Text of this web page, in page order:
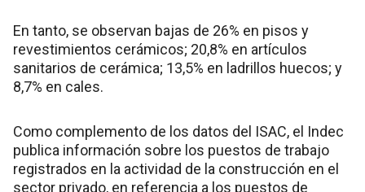
En tanto, se observan bajas de 26% en pisos y
revestimientos cerámicos; 20,8% en artículos
sanitarios de cerámica; 13,5% en ladrillos huecos; y
8,7% en cales.
Como complemento de los datos del ISAC, el Indec
publica información sobre los puestos de trabajo
registrados en la actividad de la construcción en el
sector privado, en referencia a los puestos de